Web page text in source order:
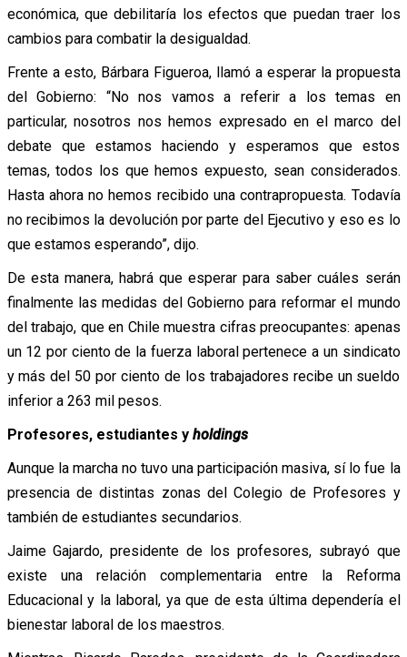
económica, que debilitaría los efectos que puedan traer los
cambios para combatir la desigualdad.
Frente a esto, Bárbara Figueroa, llamó a esperar la propuesta
del Gobierno: “No nos vamos a referir a los temas en
particular, nosotros nos hemos expresado en el marco del
debate que estamos haciendo y esperamos que estos
temas, todos los que hemos expuesto, sean considerados.
Hasta ahora no hemos recibido una contrapropuesta. Todavía
no recibimos la devolución por parte del Ejecutivo y eso es lo
que estamos esperando”, dijo.
De esta manera, habrá que esperar para saber cuáles serán
finalmente las medidas del Gobierno para reformar el mundo
del trabajo, que en Chile muestra cifras preocupantes: apenas
un 12 por ciento de la fuerza laboral pertenece a un sindicato
y más del 50 por ciento de los trabajadores recibe un sueldo
inferior a 263 mil pesos.
Profesores, estudiantes y holdings
Aunque la marcha no tuvo una participación masiva, sí lo fue la
presencia de distintas zonas del Colegio de Profesores y
también de estudiantes secundarios.
Jaime Gajardo, presidente de los profesores, subrayó que
existe una relación complementaria entre la Reforma
Educacional y la laboral, ya que de esta última dependería el
bienestar laboral de los maestros.